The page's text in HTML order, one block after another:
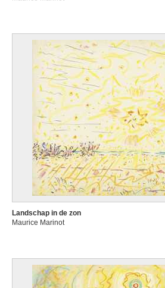
Landschap in de zon
Maurice Marinot